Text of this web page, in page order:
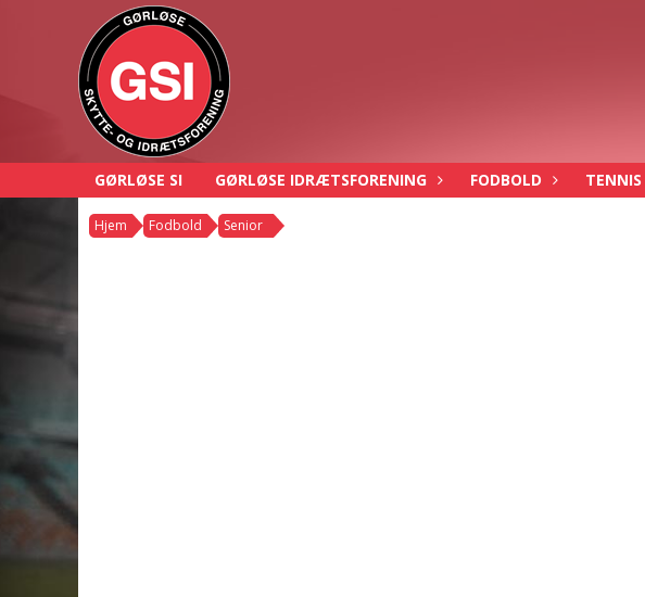
GØRLØSE SI GØRLØSE IDRÆTSFORENING FODBOLD TENNIS
Hjem Fodbold Senior